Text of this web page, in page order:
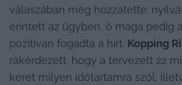
válaszában még hozzátette:
érintett az ügyben, ő maga pedig
pozitívan fogadta a hírt. Kopping
rákérdezett, hogy a tervezett 22
keret milyen időtartamra szól,